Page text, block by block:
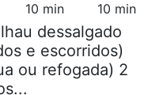
10 min 10 min
dessalgado
e escorridos)
ou refogada) 2